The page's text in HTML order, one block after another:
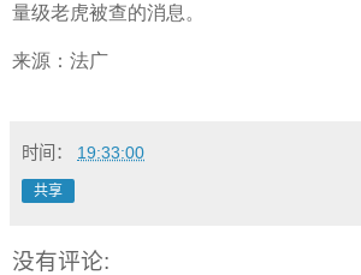
量级老虎被查的消息。
来源：法广
时间： 19:33:00
共享
没有评论: